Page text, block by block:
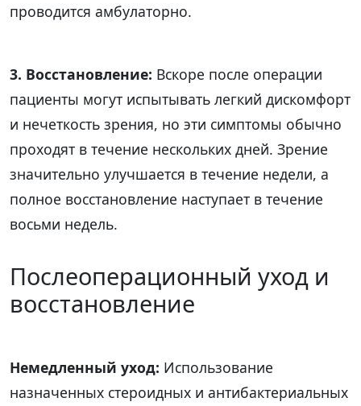
проводится амбулаторно.
3. Восстановление: Вскоре после операции
пациенты могут испытывать легкий дискомфорт
и нечеткость зрения, но эти симптомы обычно
проходят в течение нескольких дней. Зрение
значительно улучшается в течение недели, а
полное восстановление наступает в течение
восьми недель.
Послеоперационный уход и
восстановление
Немедленный уход: Использование
назначенных стероидных и антибактериальных